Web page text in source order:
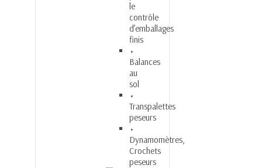
le
contrôle
d’emballages
finis
Balances
au
sol
Transpalettes
peseurs
Dynamomètres,
Crochets
peseurs